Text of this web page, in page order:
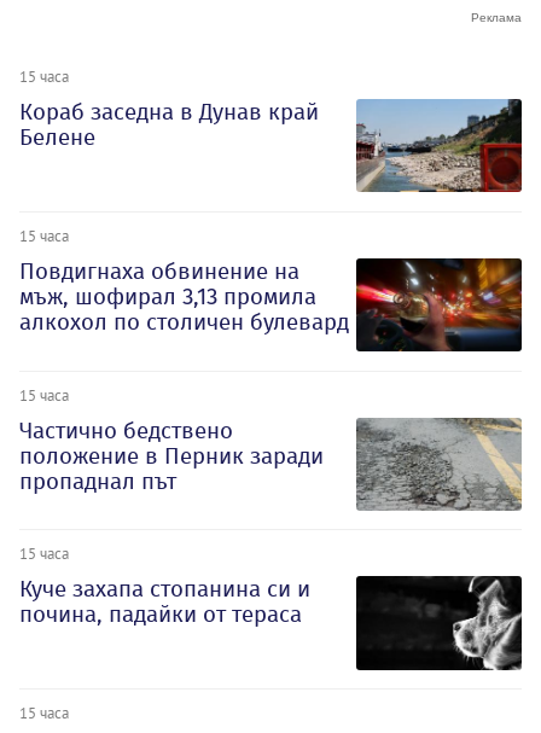
15 часа
Кораб заседна в Дунав край
Белене
15 часа
Повдигнаха обвинение на
мъж, шофирал 3,13 промила
алкохол по столичен булевард
15 часа
Частично бедствено
положение в Перник заради
пропаднал път
15 часа
Куче захапа стопанина си и
почина, падайки от тераса
15 часа